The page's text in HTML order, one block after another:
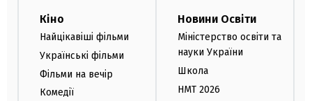
Кіно
Найцікавіші фільми
Українські фільми
Фільми на вечір
Комедії
Новини Освіти
Міністерство освіти та
науки України
Школа
НМТ 2026